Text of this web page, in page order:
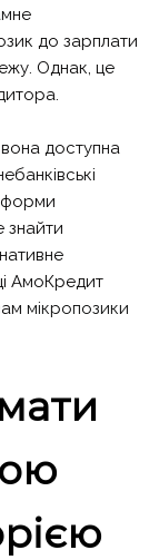
до зарплати
Однак, це
доступна
форми
знайти
АмоКредит
мікропозики